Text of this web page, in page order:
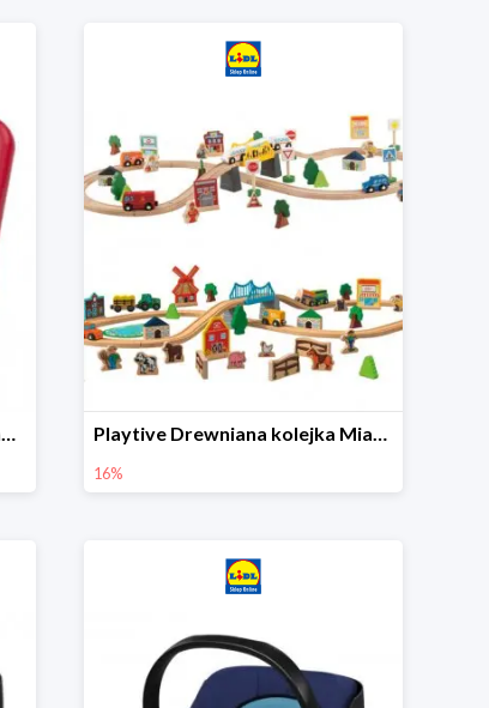
Playtive Tablet drewniany do nauki, interaktywny Playtive Drewniana kolejka Miasto lub Farma
16%